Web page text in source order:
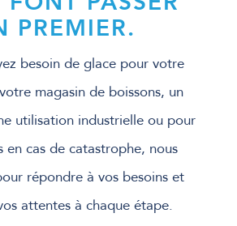
PREMIER.
besoin de glace pour votre
magasin de boissons, un
utilisation industrielle ou pour
en cas de catastrophe, nous
répondre à vos besoins et
attentes à chaque étape.